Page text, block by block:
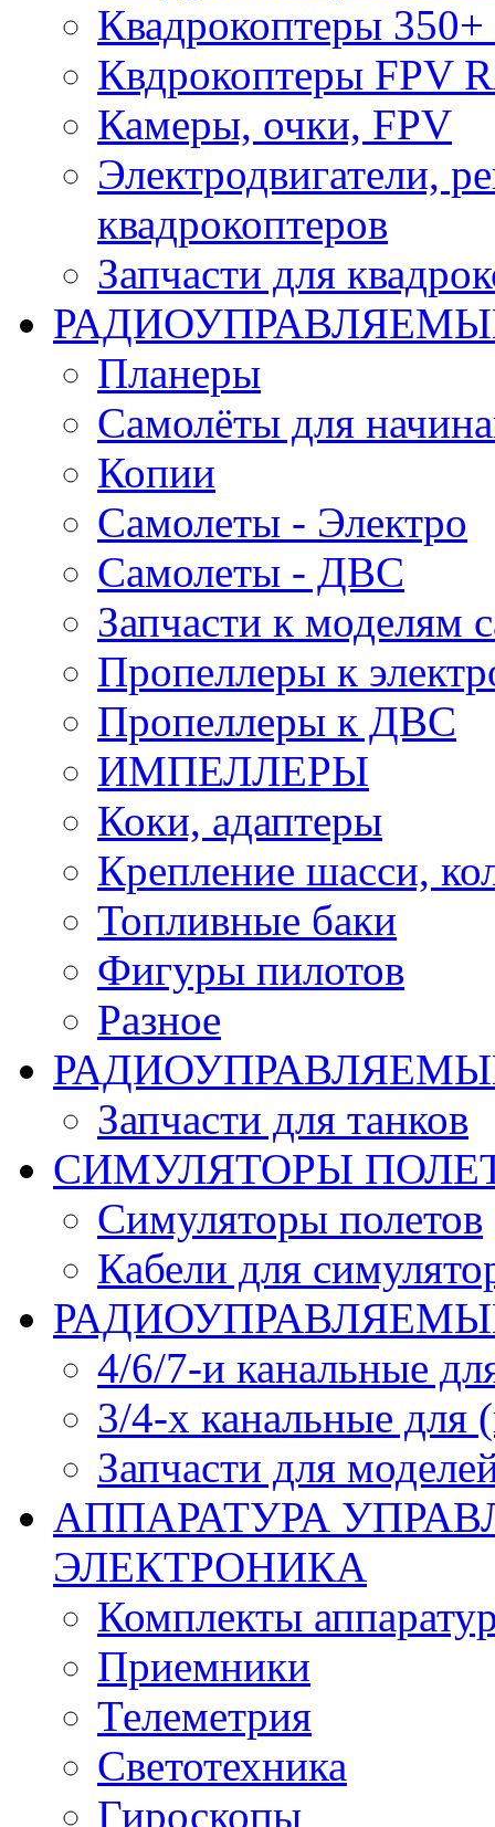
Квадрокоптеры 350+
Квдрокоптеры FPV
Камеры, очки, FPV
Электродвигатели,
квадрокоптеров
Запчасти для
Планеры
Самолёты для
Копии
Самолеты - Электро
Самолеты - ДВС
Запчасти к моделям
Пропеллеры к
Пропеллеры к ДВС
ИМПЕЛЛЕРЫ
Коки, адаптеры
Крепление шасси,
Топливные баки
Фигуры пилотов
Разное
Запчасти для танков
СИМУЛЯТОРЫ
Симуляторы полетов
Кабели для
4/6/7-и канальные
3/4-х канальные
Запчасти для
АППАРАТУРА
ЭЛЕКТРОНИКА
Комплекты
Приемники
Телеметрия
Светотехника
Гироскопы